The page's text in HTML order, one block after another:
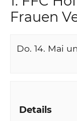
Frauen
Do. 14. Mai
Details